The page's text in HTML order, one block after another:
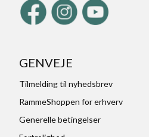
GENVEJE
Tilmelding til nyhedsbrev
RammeShoppen for erhverv
Generelle betingelser